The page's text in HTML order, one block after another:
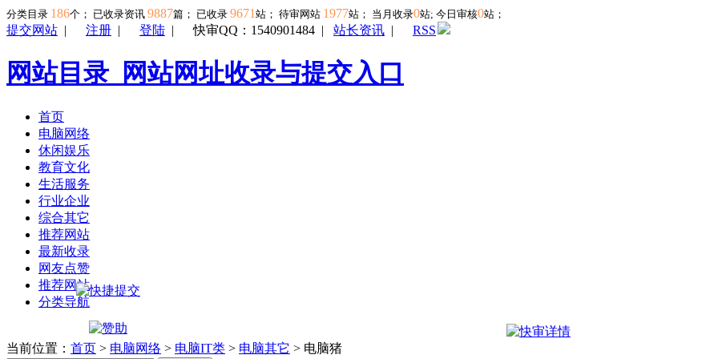
分类目录 186个； 已收录资讯 9887篇； 已收录 9671 站； 待审网站 1977站； 当月收录0站; 今日审核0站；
提交网站 | 注册 | 登陆 |快审QQ：1540901484 | 站长资讯 | RSS
网站目录_网站网址收录与提交入口
首页
电脑网络
休闲娱乐
教育文化
生活服务
行业企业
综合其它
推荐网站
最新收录
网友点赞
推荐网站
分类导航
当前位置： 首页 > 电脑网络 > 电脑IT类 > 电脑其它 > 电脑猪